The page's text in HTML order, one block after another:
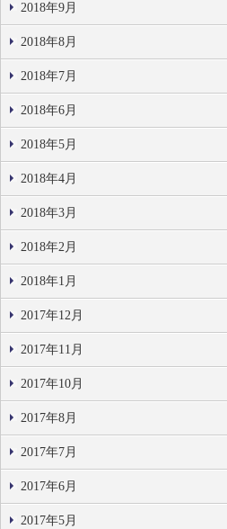
2018年9月
2018年8月
2018年7月
2018年6月
2018年5月
2018年4月
2018年3月
2018年2月
2018年1月
2017年12月
2017年11月
2017年10月
2017年8月
2017年7月
2017年6月
2017年5月